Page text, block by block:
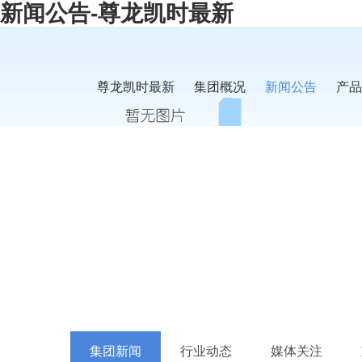
新闻公告-尊龙凯时最新
尊龙凯时最新 集团概况 新闻公告 产
集团新闻 行业动态 媒体关注